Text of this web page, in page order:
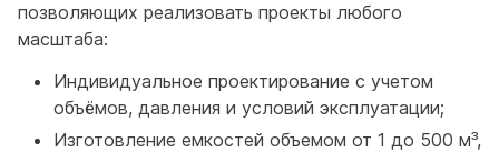
позволяющих реализовать проекты любого
масштаба:
Индивидуальное проектирование с учетом
объёмов, давления и условий эксплуатации;
Изготовление емкостей объемом от 1 до 500 м³,